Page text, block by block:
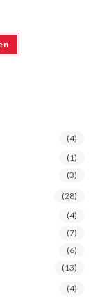
(4)
(1)
(3)
(28)
(4)
(7)
(6)
(13)
(4)